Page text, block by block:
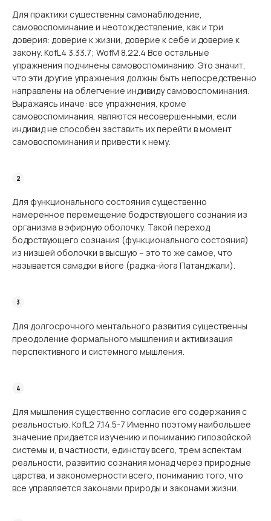
Для практики существенны самонаблюдение,
самовоспоминание и неотождествление, как и три
доверия: доверие к жизни, доверие к себе и доверие к
закону. KofL4 3.33.7; WofM 8.22.4 Все остальные
упражнения подчинены самовоспоминанию. Это значит,
что эти другие упражнения должны быть непосредственно
направлены на облегчение индивиду самовоспоминания.
Выражаясь иначе: все упражнения, кроме
самовоспоминания, являются несовершенными, если
индивид не способен заставить их перейти в момент
самовоспоминания и привести к нему.
Для функционального состояния существенно
намеренное перемещение бодрствующего сознания из
организма в эфирную оболочку. Такой переход
бодрствующего сознания (функционального состояния)
из низшей оболочки в высшую – это то же самое, что
называется самадхи в йоге (раджа-йога Патанджали).
Для долгосрочного ментального развития существенны
преодоление формального мышления и активизация
перспективного и системного мышления.
Для мышления существенно согласие его содержания с
реальностью. KofL2 7.14.5-7 Именно поэтому наибольшее
значение придается изучению и пониманию гилозойской
системы и, в частности, единству всего, трем аспектам
реальности, развитию сознания монад через природные
царства, и закономерности всего, пониманию того, что
все управляется законами природы и законами жизни.